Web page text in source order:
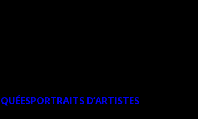
PORTRAITS D’ARTISTES